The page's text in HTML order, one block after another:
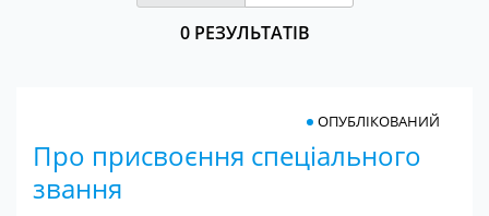
0 РЕЗУЛЬТАТІВ
Про присвоєння спеціального
звання
ОПУБЛІКОВАНИЙ